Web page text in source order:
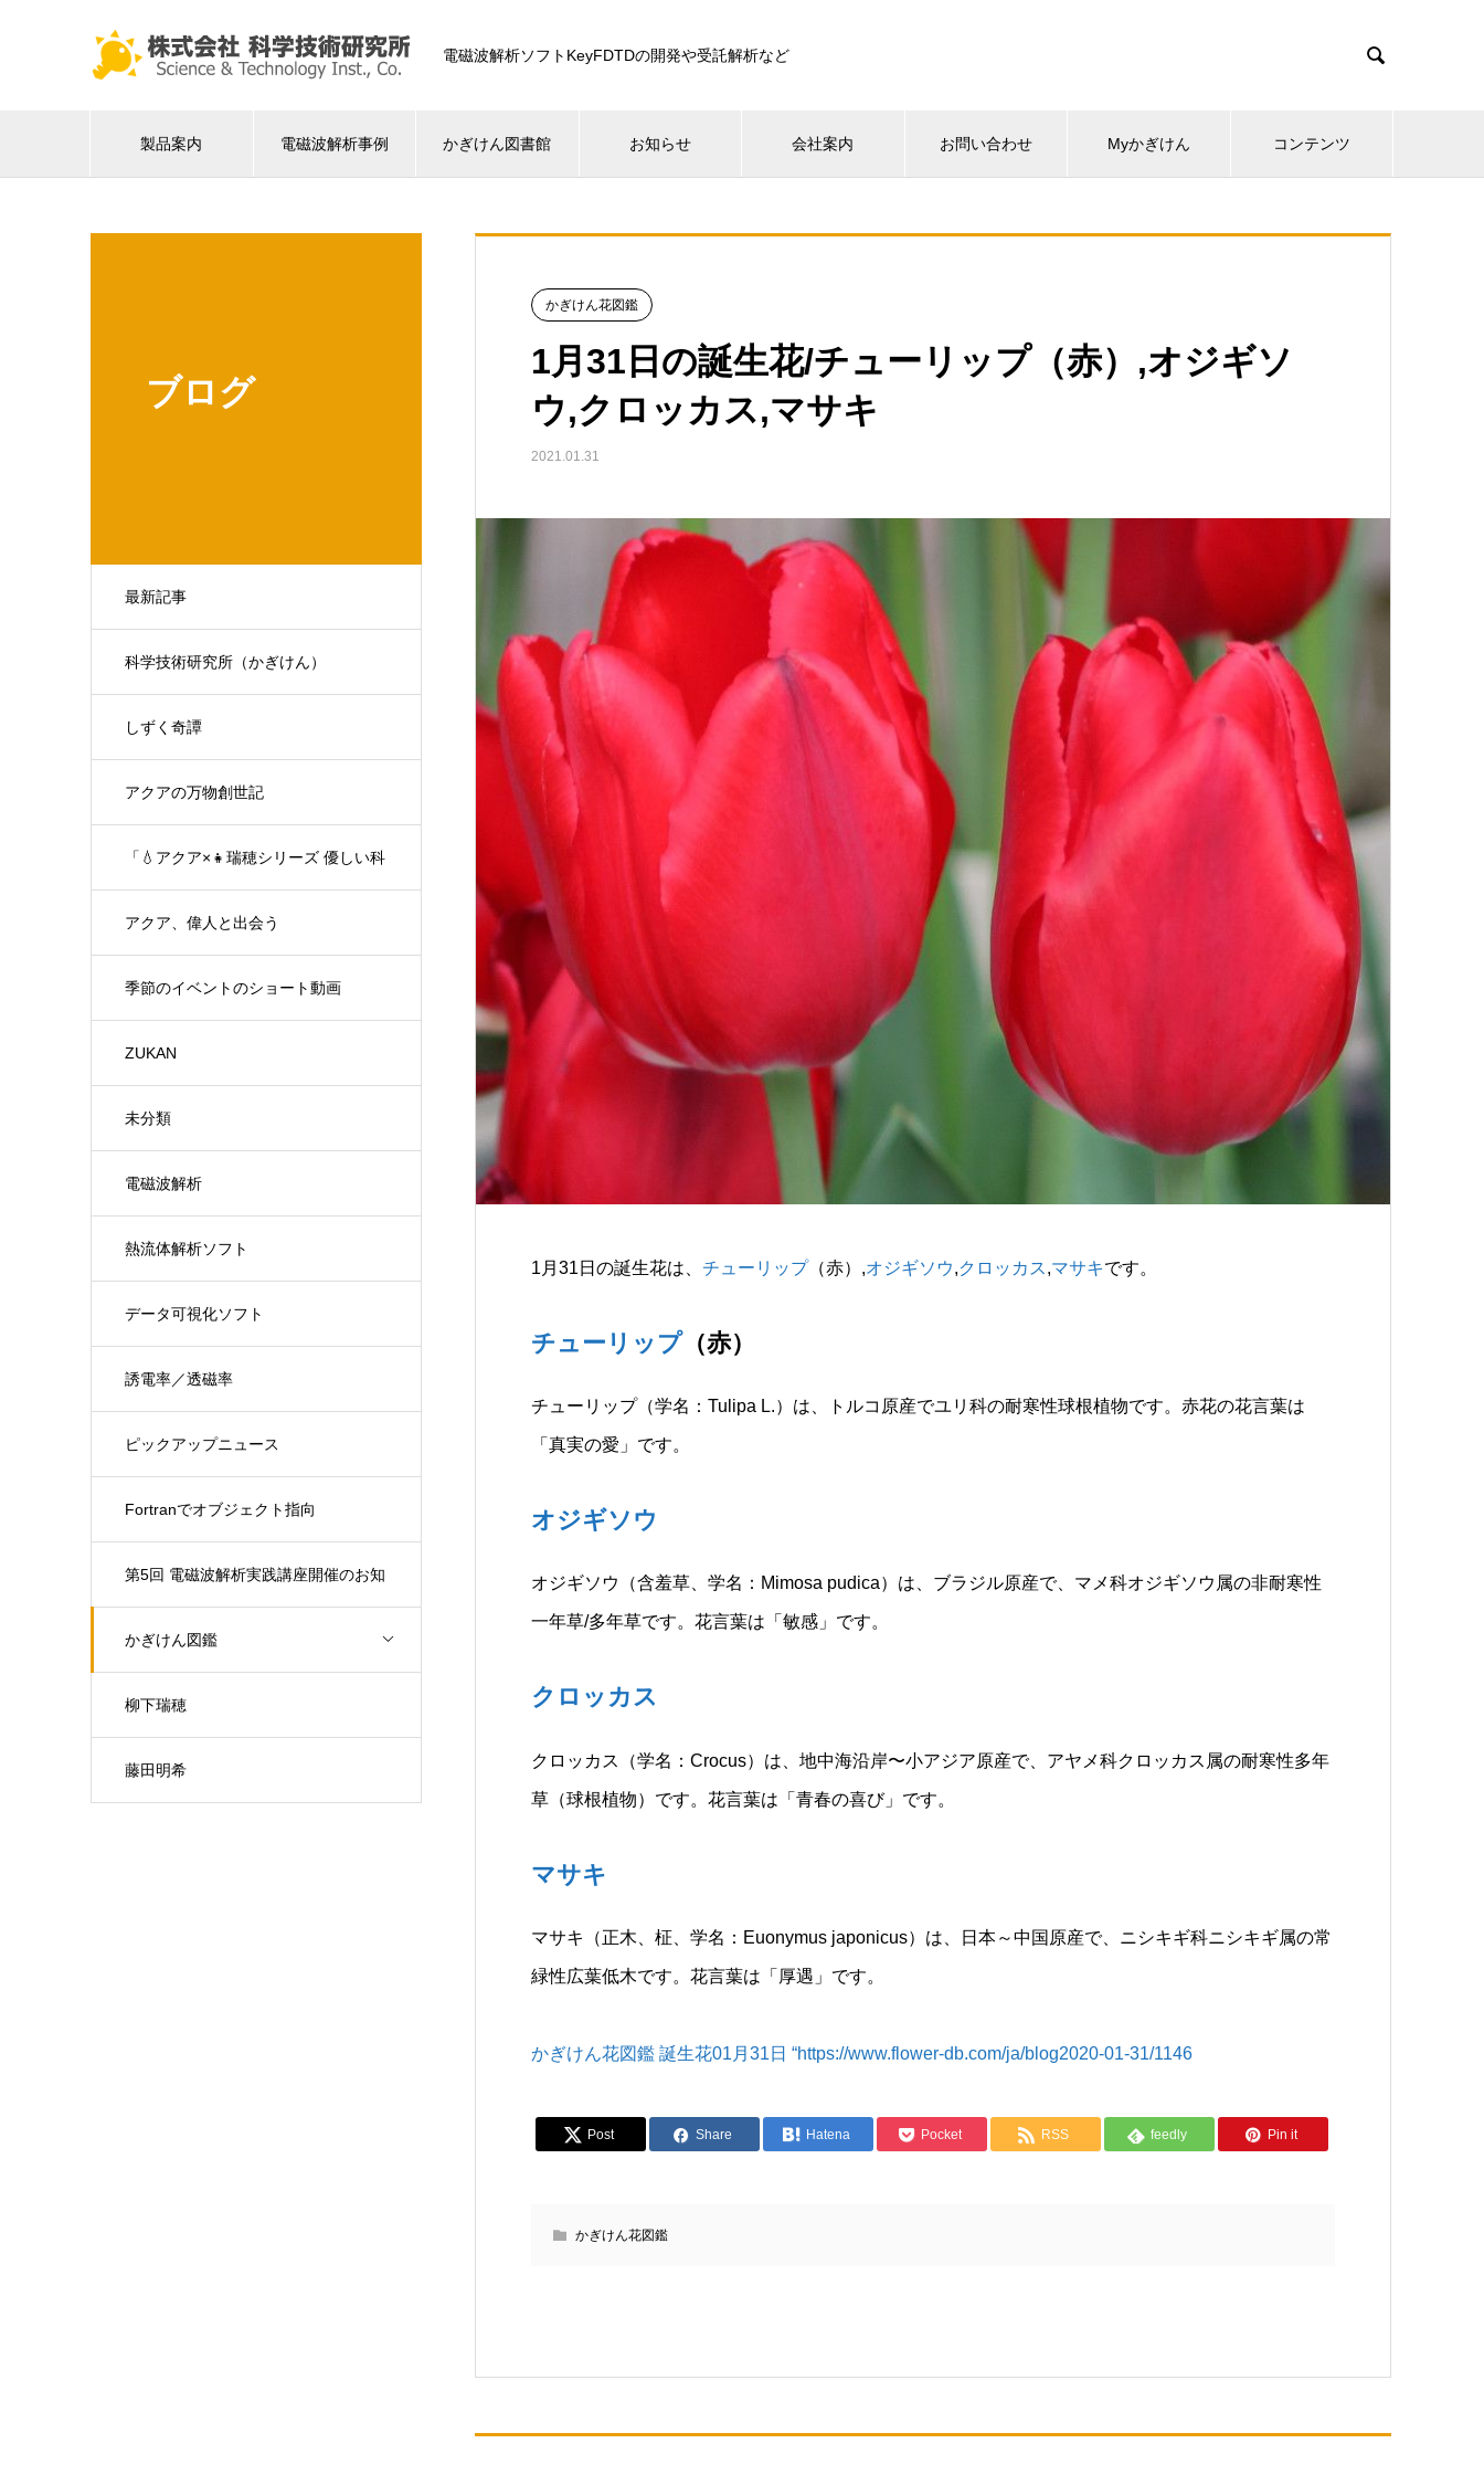
電磁波解析ソフトKeyFDTDの開発や受託解析など 
製品案内 電磁波解析事例 かぎけん図書館 お知らせ 会社案内 お問い合わせ Myかぎけん コンテンツ
ブログ
最新記事
科学技術研究所（かぎけん）
しずく奇譚
アクアの万物創世記
「💧アクア×👧瑞穂シリーズ 優しい科
学の対話」
アクア、偉人と出会う
季節のイベントのショート動画
ZUKAN
未分類
電磁波解析
熱流体解析ソフト
データ可視化ソフト
誘電率／透磁率
ピックアップニュース
Fortranでオブジェクト指向
第5回 電磁波解析実践講座開催のお知
らせ（開催日：9月30日)
かぎけん図鑑
柳下瑞穂
藤田明希
かぎけん花図鑑
1月31日の誕生花/チューリップ（赤）,オジギソ
ウ,クロッカス,マサキ
2021.01.31
1月31日の誕生花は、 チューリップ（赤）,オジギソウ,クロッカス,マサキです。
チューリップ（赤）
チューリップ（学名：Tulipa L.）は、トルコ原産でユリ科の耐寒性球根植物です。赤花の花言葉は
「真実の愛」です。
オジギソウ
オジギソウ（含羞草、学名：Mimosa pudica）は、ブラジル原産で、マメ科オジギソウ属の非耐寒性
一年草/多年草です。花言葉は「敏感」です。
クロッカス
クロッカス（学名：Crocus）は、地中海沿岸〜小アジア原産で、アヤメ科クロッカス属の耐寒性多年
草（球根植物）です。花言葉は「青春の喜び」です。
マサキ
マサキ（正木、柾、学名：Euonymus japonicus）は、日本～中国原産で、ニシキギ科ニシキギ属の常
緑性広葉低木です。花言葉は「厚遇」です。
かぎけん花図鑑 誕生花01月31日 “https://www.flower-db.com/ja/blog2020-01-31/1146
Post Share Hatena Pocket RSS feedly Pin it
かぎけん花図鑑